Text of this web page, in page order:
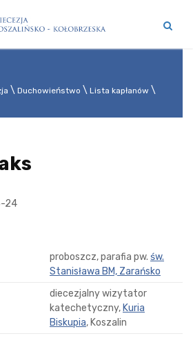
Duchowieństwo Lista kapłanów
24
proboszcz, parafia pw. św.
Stanisława BM, Zarańsko
diecezjalny wizytator
katechetyczny, Kuria
Biskupia, Koszalin